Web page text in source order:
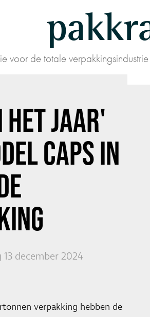
voor de totale
HET JAAR'
CAPS IN
december 2024
verpakking hebben de